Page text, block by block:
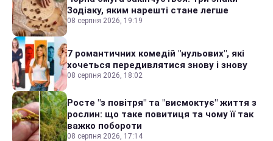
Зодіаку, яким нарешті стане легше
08 серпня 2026, 19:19
7 романтичних комедій "нульових", які
хочеться передивлятися знову і знову
08 серпня 2026, 18:02
Росте "з повітря" та "висмоктує" життя з
рослин: що таке повитиця та чому її так
важко побороти
08 серпня 2026, 17:14